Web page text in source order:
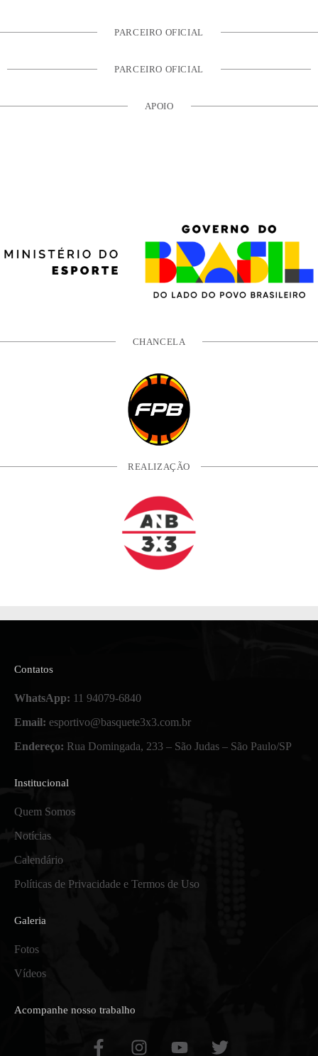
PARCEIRO OFICIAL
PARCEIRO OFICIAL
APOIO
CHANCELA
REALIZAÇÃO
Contatos
WhatsApp: 11 94079-6840
Email: esportivo@basquete3x3.com.br
Endereço: Rua Domingada, 233 – São Judas – São Paulo/SP
Institucional
Quem Somos
Notícias
Calendário
Políticas de Privacidade e Termos de Uso
Galeria
Fotos
Vídeos
Acompanhe nosso trabalho
F I Y T